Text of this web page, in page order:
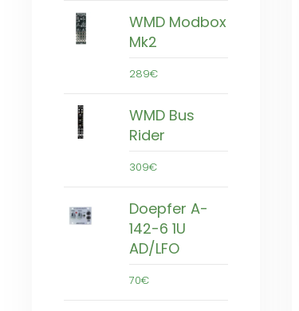
WMD Modbox
Mk2
289€
WMD Bus
Rider
309€
Doepfer A-
142-6 1U
AD/LFO
70€